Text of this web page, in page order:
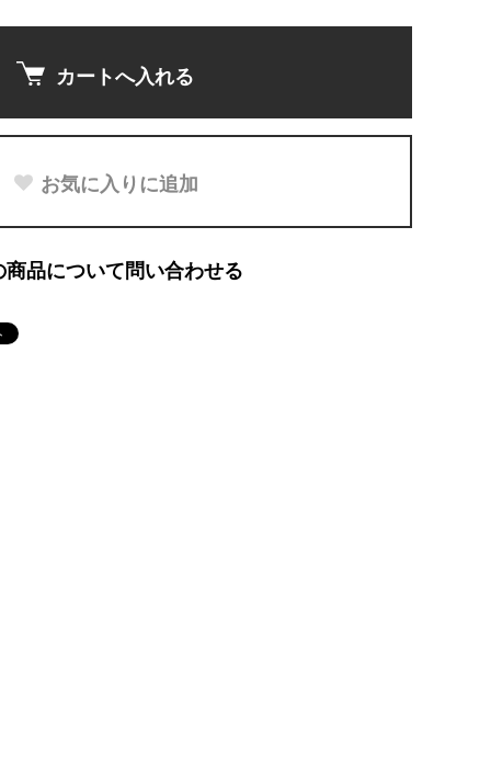
カートへ入れる
お気に入りに追加
商品について問い合わせる